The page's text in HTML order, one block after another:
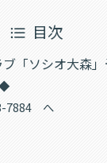
目次
「ソシオ大森
7884 へ